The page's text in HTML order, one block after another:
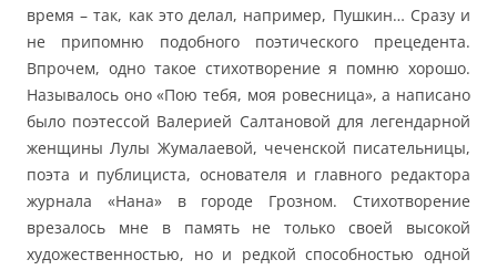
время – так, как это делал, например, Пушкин… Сразу и
не припомню подобного поэтического прецедента.
Впрочем, одно такое стихотворение я помню хорошо.
Называлось оно «Пою тебя, моя ровесница», а написано
было поэтессой Валерией Салтановой для легендарной
женщины Лулы Жумалаевой, чеченской писательницы,
поэта и публициста, основателя и главного редактора
журнала «Нана» в городе Грозном. Стихотворение
врезалось мне в память не только своей высокой
художественностью, но и редкой способностью одной